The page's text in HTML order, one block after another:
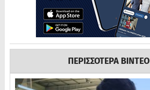
ΠΕΡΙΣΣΟΤΕΡΑ ΒΙΝΤΕΟ